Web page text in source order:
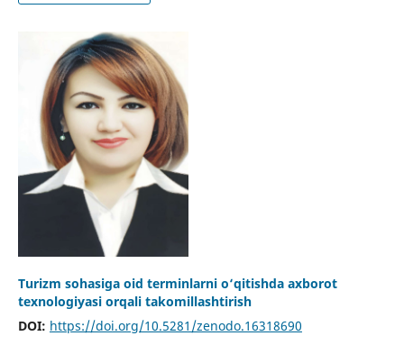
Turizm sohasiga oid terminlarni o‘qitishda axborot
texnologiyasi orqali takomillashtirish
DOI: https://doi.org/10.5281/zenodo.16318690